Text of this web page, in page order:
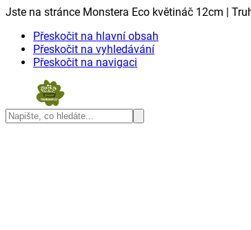
Jste na stránce Monstera Eco květináč 12cm |
Přeskočit na hlavní obsah
Přeskočit na vyhledávání
Přeskočit na navigaci